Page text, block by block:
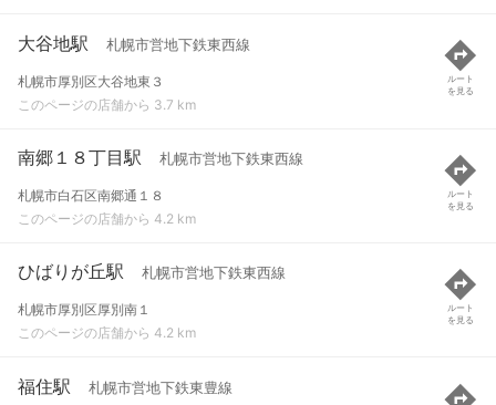
大谷地駅 札幌市営地下鉄東西線
札幌市厚別区大谷地東３
このページの店舗から 3.7 km
ルート
を見る
南郷１８丁目駅 札幌市営地下鉄東西線
札幌市白石区南郷通１８
このページの店舗から 4.2 km
ルート
を見る
ひばりが丘駅 札幌市営地下鉄東西線
札幌市厚別区厚別南１
このページの店舗から 4.2 km
ルート
を見る
福住駅 札幌市営地下鉄東豊線